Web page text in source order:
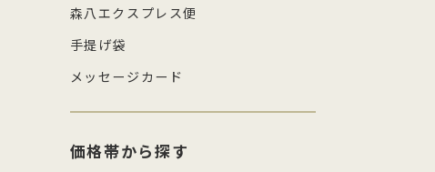
森八エクスプレス便
手提げ袋
メッセージカード
価格帯から探す